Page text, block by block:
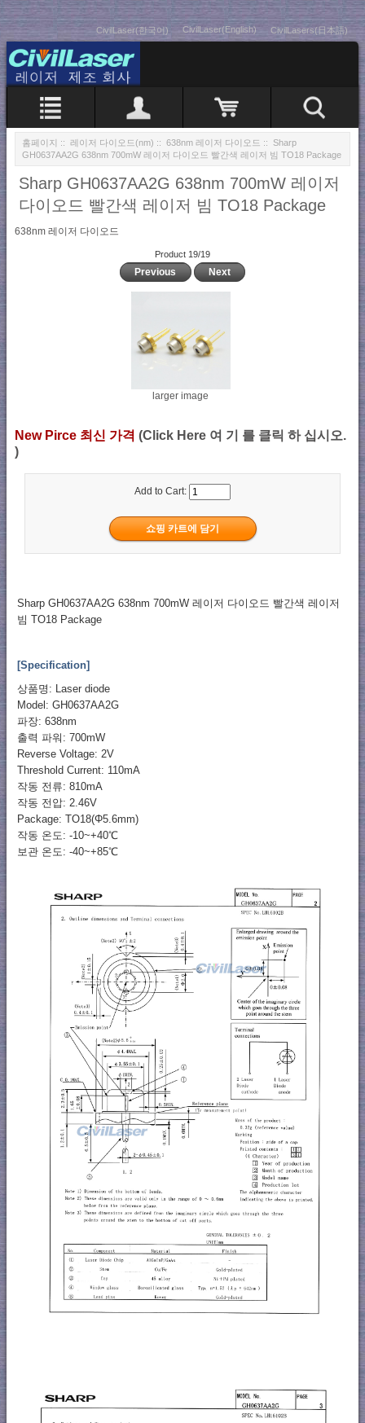
CivilLaser(한국어) CivilLaser(English) CivilLasers(日本語)
홈페이지 :: 레이저 다이오드(nm) :: 638nm 레이저 다이오드 :: Sharp
GH0637AA2G 638nm 700mW 레이저 다이오드 빨간색 레이저 빔 TO18 Package
Sharp GH0637AA2G 638nm 700mW 레이저
다이오드 빨간색 레이저 빔 TO18 Package
638nm 레이저 다이오드
Product 19/19
Previous Next
larger image
New Pirce 최신 가격 (Click Here 여 기 를 클릭 하 십시오.
)
Add to Cart:
Sharp GH0637AA2G 638nm 700mW 레이저 다이오드 빨간색 레이저
빔 TO18 Package
[Specification]
상품명: Laser diode
Model: GH0637AA2G
파장: 638nm
출력 파워: 700mW
Reverse Voltage: 2V
Threshold Current: 110mA
작동 전류: 810mA
작동 전압: 2.46V
Package: TO18(Φ5.6mm)
작동 온도: -10~+40℃
보관 온도: -40~+85℃